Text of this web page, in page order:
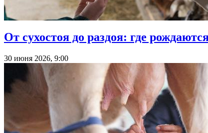
От сухостоя до раздоя: где
30 июня 2026, 9:00